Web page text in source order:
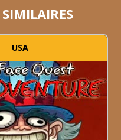
SIMILAIRES
USA